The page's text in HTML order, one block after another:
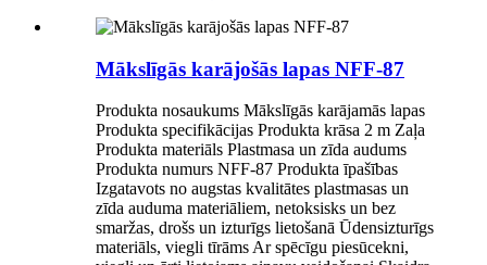
Mākslīgās karājošās lapas NFF-87
Produkta nosaukums Mākslīgās karājamās lapas
Produkta specifikācijas Produkta krāsa 2 m Zaļa
Produkta materiāls Plastmasa un zīda audums
Produkta numurs NFF-87 Produkta īpašības
Izgatavots no augstas kvalitātes plastmasas un
zīda auduma materiāliem, netoksisks un bez
smaržas, drošs un izturīgs lietošanā Ūdensizturīgs
materiāls, viegli tīrāms Ar spēcīgu piesūcekni,